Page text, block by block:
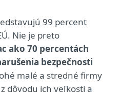
99 percent
Nie je preto
ako 70 percentách
bezpečnosti
malé a stredné firmy
dôvodu ich veľkosti a